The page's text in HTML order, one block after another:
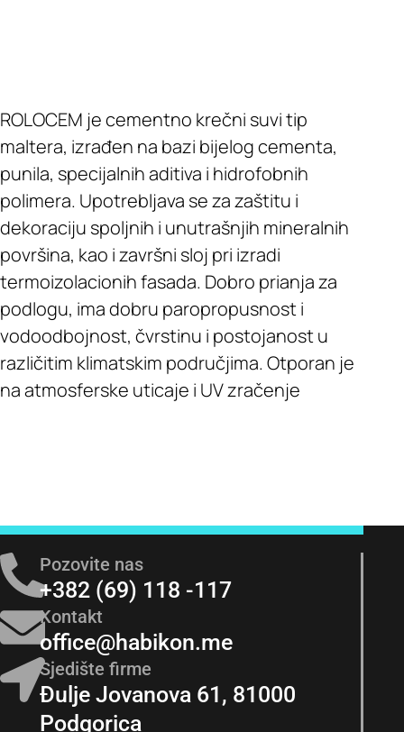
ROLOCEM je cementno krečni suvi tip
maltera, izrađen na bazi bijelog cementa,
punila, specijalnih aditiva i hidrofobnih
polimera. Upotrebljava se za zaštitu i
dekoraciju spoljnih i unutrašnjih mineralnih
površina, kao i završni sloj pri izradi
termoizolacionih fasada. Dobro prianja za
podlogu, ima dobru paropropusnost i
vodoodbojnost, čvrstinu i postojanost u
različitim klimatskim područjima. Otporan je
na atmosferske uticaje i UV zračenje
Pozovite nas
+382 (69) 118 -117
Kontakt
office@habikon.me
Sjedište firme
Đulje Jovanova 61, 81000
Podgorica